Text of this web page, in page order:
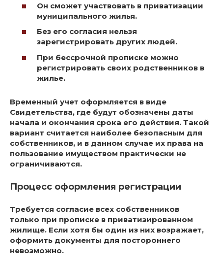
Он сможет участвовать в приватизации
муниципального жилья.
Без его согласия нельзя
зарегистрировать других людей.
При бессрочной прописке можно
регистрировать своих родственников в
жилье.
Временный учет оформляется в виде
Свидетельства, где будут обозначены даты
начала и окончания срока его действия. Такой
вариант считается наиболее безопасным для
собственников, и в данном случае их права на
пользование имуществом практически не
ограничиваются.
Процесс оформления регистрации
Требуется согласие всех собственников
только при прописке в приватизированном
жилище. Если хотя бы один из них возражает,
оформить документы для постороннего
невозможно.